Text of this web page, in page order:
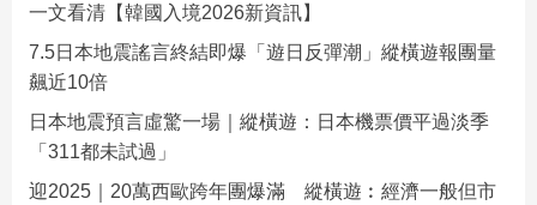
一文看清【韓國入境2026新資訊】
7.5日本地震謠言終結即爆「遊日反彈潮」縱橫遊報團量
飆近10倍
日本地震預言虛驚一場｜縱橫遊：日本機票價平過淡季
「311都未試過」
迎2025｜20萬西歐跨年團爆滿 縱橫遊︰經濟一般但市